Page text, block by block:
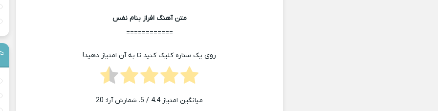
متن آهنگ افراز بنام نفس
============
روی یک ستاره کلیک کنید تا به آن امتیاز دهید!
میانگین امتیاز 4.4 / 5. شمارش آرا: 20